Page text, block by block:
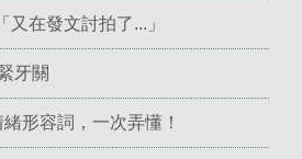
在發文討拍了...」
牙關
形容詞，一次弄懂！